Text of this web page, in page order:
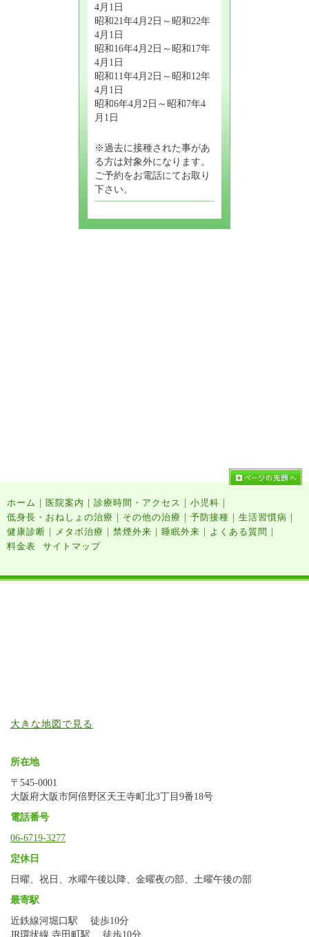
4月1日
昭和21年4月2日～昭和22年
4月1日
昭和16年4月2日～昭和17年
4月1日
昭和11年4月2日～昭和12年
4月1日
昭和6年4月2日～昭和7年4
月1日
※過去に接種された事があ
る方は対象外になります。
ご予約をお電話にてお取り
下さい。
ホーム | 医院案内 | 診療時間・アクセス | 小児科 |
低身長・おねしょの治療 | その他の治療 | 予防接種 | 生活習慣病 |
健康診断 | メタボ治療 | 禁煙外来 | 睡眠外来 | よくある質問 |
料金表 サイトマップ
大きな地図で見る
所在地
〒545-0001
大阪府大阪市阿倍野区天王寺町北3丁目9番18号
電話番号
06-6719-3277
定休日
日曜、祝日、水曜午後以降、金曜夜の部、土曜午後の部
最寄駅
近鉄線河堀口駅 徒歩10分
JR環状線 寺田町駅 徒歩10分